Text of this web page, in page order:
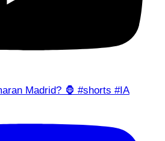
Madrid? 🦍 #shorts #IA